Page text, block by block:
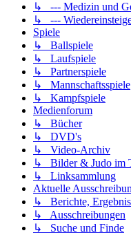
↳ --- Medizin und
↳ ---
Spiele
↳ Ballspiele
↳ Laufspiele
↳ Partnerspiele
↳ Mannschaftsspiele
↳ Kampfspiele
Medienforum
↳ Bücher
↳ DVD's
↳ Video-Archiv
↳ Bilder & Judo im
↳ Linksammlung
Aktuelle
↳ Berichte,
↳ Ausschreibungen
↳ Suche und Finde